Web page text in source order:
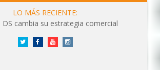
LO MÁS RECIENTE:
DS cambia su estrategia comercial
Twitter FacebookYouTubeInstagram